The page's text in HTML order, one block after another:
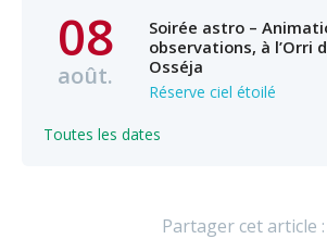
08
août.
Soirée astro –
observations, à l’Orri
Osséja
Réserve ciel étoilé
Toutes les dates
Partager cet article :